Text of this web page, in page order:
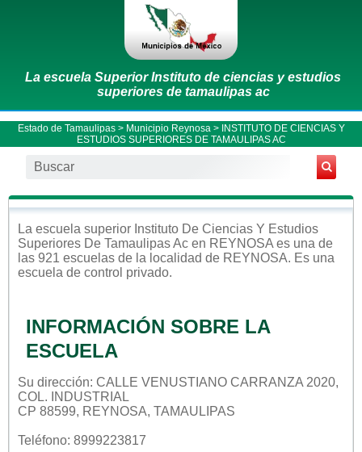
La escuela Superior Instituto de ciencias y estudios
superiores de tamaulipas ac
Estado de Tamaulipas> Municipio Reynosa > INSTITUTO DE CIENCIAS Y
ESTUDIOS SUPERIORES DE TAMAULIPAS AC
La escuela superior Instituto De Ciencias Y Estudios
Superiores De Tamaulipas Ac en REYNOSA es una de
las 921 escuelas de la localidad de REYNOSA. Es una
escuela de control privado.
INFORMACIÓN SOBRE LA
ESCUELA
Su dirección: CALLE VENUSTIANO CARRANZA 2020,
COL. INDUSTRIAL
CP 88599, REYNOSA, TAMAULIPAS
Teléfono: 8999223817